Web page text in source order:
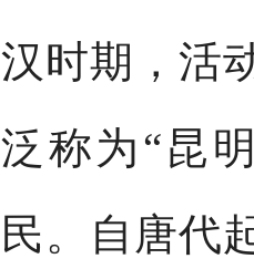
汉时期，活
泛称为“昆
民。自唐代